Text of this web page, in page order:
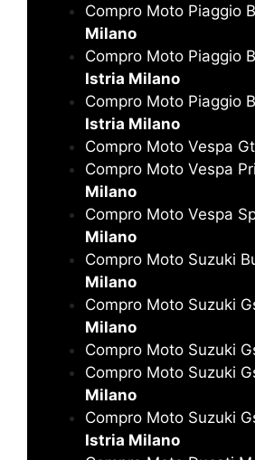
Compro Moto Piaggio
Milano
Compro Moto Piaggio
Istria Milano
Compro Moto Piaggio
Istria Milano
Compro Moto Vespa
Compro Moto Vespa
Milano
Compro Moto Vespa
Milano
Compro Moto Suzuki
Milano
Compro Moto Suzuki
Milano
Compro Moto Suzuki
Compro Moto Suzuki
Milano
Compro Moto Suzuki
Istria Milano